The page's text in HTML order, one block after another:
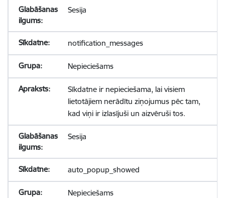
Sesija
notification_messages
Nepieciešams
Sīkdatne ir nepieciešama, lai visiem
lietotājiem nerādītu ziņojumus pēc tam,
kad viņi ir izlasījuši un aizvēruši tos.
Sesija
auto_popup_showed
Nepieciešams